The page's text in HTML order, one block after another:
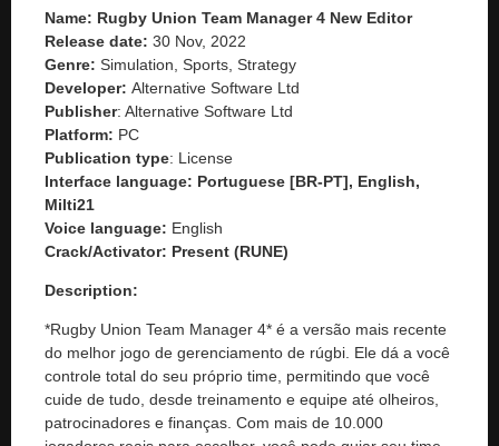
Name: Rugby Union Team Manager 4 New Editor
Release date: 30 Nov, 2022
Genre: Simulation, Sports, Strategy
Developer: Alternative Software Ltd
Publisher: Alternative Software Ltd
Platform: PC
Publication type: License
Interface language: Portuguese [BR-PT], English,
Milti21
Voice language: English
Crack/Activator: Present (RUNE)
Description:
*Rugby Union Team Manager 4* é a versão mais recente
do melhor jogo de gerenciamento de rúgbi. Ele dá a você
controle total do seu próprio time, permitindo que você
cuide de tudo, desde treinamento e equipe até olheiros,
patrocinadores e finanças. Com mais de 10.000